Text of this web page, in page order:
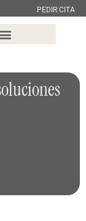
PEDIR CITA